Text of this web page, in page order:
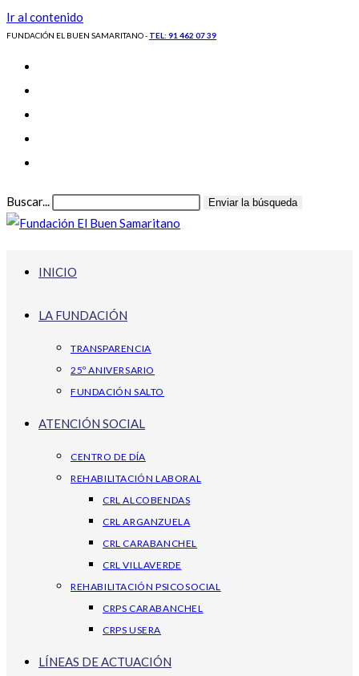
Ir al contenido
FUNDACIÓN EL BUEN SAMARITANO - TEL: 91 462 07 39
Buscar... Enviar la búsqueda
INICIO
LA FUNDACIÓN
TRANSPARENCIA
25º ANIVERSARIO
FUNDACIÓN SALTO
ATENCIÓN SOCIAL
CENTRO DE DÍA
REHABILITACIÓN LABORAL
CRL ALCOBENDAS
CRL ARGANZUELA
CRL CARABANCHEL
CRL VILLAVERDE
REHABILITACIÓN PSICOSOCIAL
CRPS CARABANCHEL
CRPS USERA
LÍNEAS DE ACTUACIÓN